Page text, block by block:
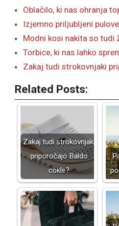
Oblačilo, ki nas ohranja
Izjemno priljubljeni
Modni kosi nakita so tudi
Torbice, ki nas lahko
Zakaj tudi strokovnjaki
Related Posts:
Zakaj tudi strokovnjaki
priporočajo Baldo
cokle?